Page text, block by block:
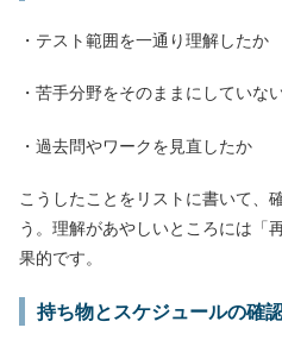
・テスト範囲を一通り理解したか
・苦手分野をそのままにしていな
・過去問やワークを見直したか
こうしたことをリストに書いて、
う。理解があやしいところには「
果的です。
持ち物とスケジュールの確